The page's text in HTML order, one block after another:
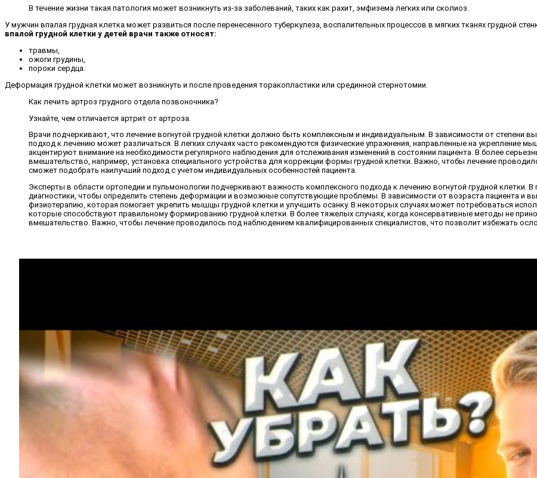
В течение жизни такая патология может возникнуть из-за заболеваний, таких как рахит, эмфизема легких или сколиоз.
У мужчин впалая грудная клетка может развиться после перенесенного туберкулеза, воспалительных процессов в мягких тканях грудной
впалой грудной клетки у детей врачи также относят:
травмы,
ожоги грудины,
пороки сердца.
Деформация грудной клетки может возникнуть и после проведения торакопластики или срединной стернотомии.
Как лечить артроз грудного отдела позвоночника?
Узнайте, чем отличается артрит от артроза.
Врачи подчеркивают, что лечение вогнутой грудной клетки должно быть комплексным и индивидуальным. В зависимости от степени
подход к лечению может различаться. В легких случаях часто рекомендуются физические упражнения, направленные на укрепление
акцентируют внимание на необходимости регулярного наблюдения для отслеживания изменений в состоянии пациента. В более
вмешательство, например, установка специального устройства для коррекции формы грудной клетки. Важно, чтобы лечение
сможет подобрать наилучший подход с учетом индивидуальных особенностей пациента.
Эксперты в области ортопедии и пульмонологии подчеркивают важность комплексного подхода к лечению вогнутой грудной клетки.
диагностики, чтобы определить степень деформации и возможные сопутствующие проблемы. В зависимости от возраста пациента и
физиотерапию, которая помогает укрепить мышцы грудной клетки и улучшить осанку. В некоторых случаях может потребоваться
которые способствуют правильному формированию грудной клетки. В более тяжелых случаях, когда консервативные методы не
вмешательство. Важно, чтобы лечение проводилось под наблюдением квалифицированных специалистов, что позволит избежать